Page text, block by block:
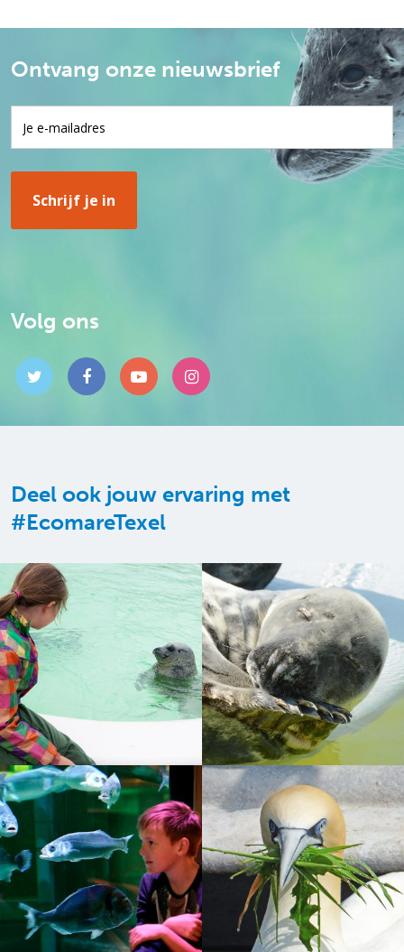
Ontvang onze nieuwsbrief
Volg ons
Deel ook jouw ervaring met
#EcomareTexel